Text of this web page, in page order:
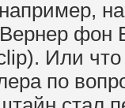
фон
Или
по